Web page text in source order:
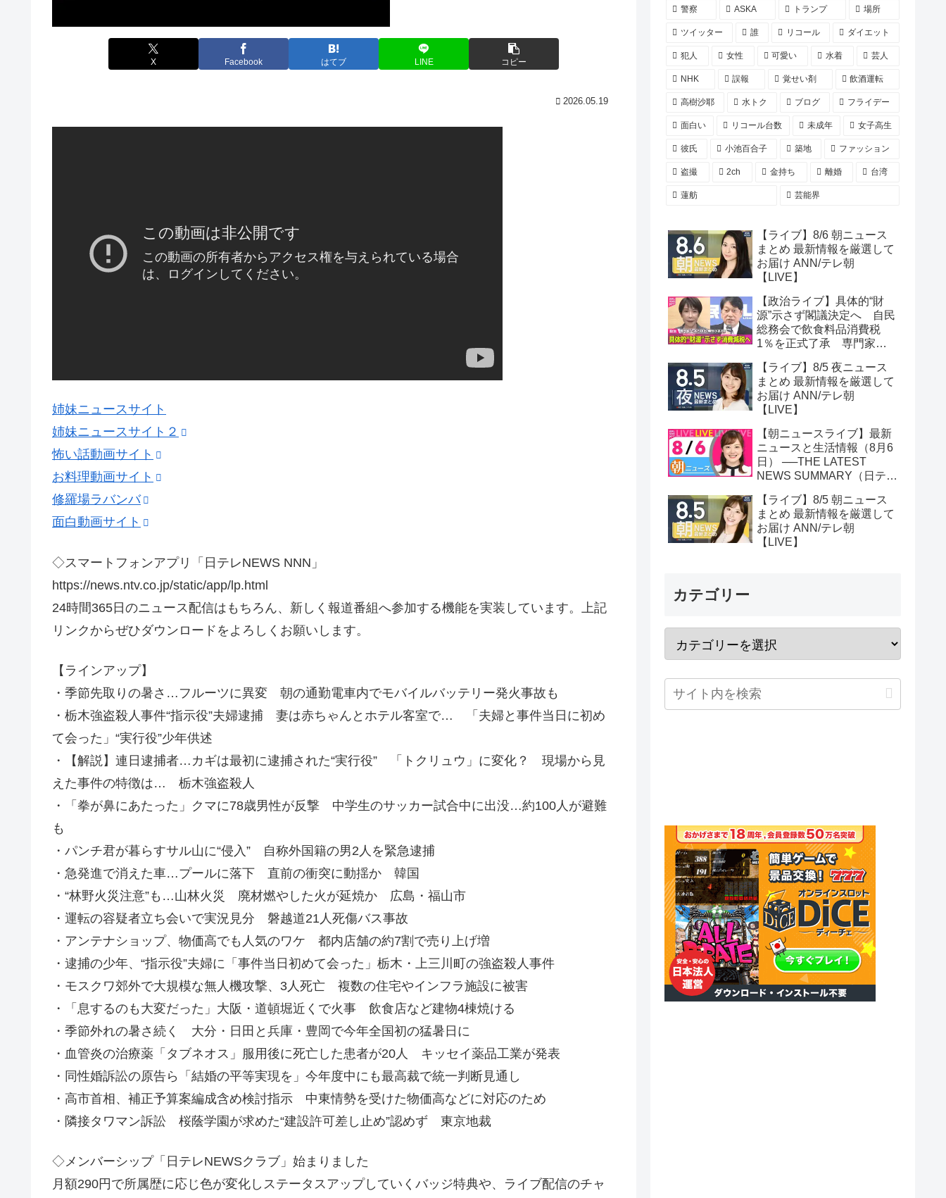
X Facebook はてブ LINE コピー
2026.05.19
姉妹ニュースサイト
姉妹ニュースサイト２
怖い話動画サイト
お料理動画サイト
修羅場ラバンバ
面白動画サイト
◇スマートフォンアプリ「日テレNEWS NNN」
https://news.ntv.co.jp/static/app/lp.html
24時間365日のニュース配信はもちろん、新しく報道番組へ参加する機能を実装しています。上記
リンクからぜひダウンロードをよろしくお願いします。
【ラインアップ】
・季節先取りの暑さ…フルーツに異変 朝の通勤電車内でモバイルバッテリー発火事故も
・栃木強盗殺人事件“指示役”夫婦逮捕 妻は赤ちゃんとホテル客室で… 「夫婦と事件当日に初め
て会った」“実行役”少年供述
・【解説】連日逮捕者…カギは最初に逮捕された“実行役” 「トクリュウ」に変化？ 現場から見
えた事件の特徴は… 栃木強盗殺人
・「拳が鼻にあたった」クマに78歳男性が反撃 中学生のサッカー試合中に出没…約100人が避難
も
・パンチ君が暮らすサル山に“侵入” 自称外国籍の男2人を緊急逮捕
・急発進で消えた車…プールに落下 直前の衝突に動揺か 韓国
・“林野火災注意”も…山林火災 廃材燃やした火が延焼か 広島・福山市
・運転の容疑者立ち会いで実況見分 磐越道21人死傷バス事故
・アンテナショップ、物価高でも人気のワケ 都内店舗の約7割で売り上げ増
・逮捕の少年、“指示役”夫婦に「事件当日初めて会った」栃木・上三川町の強盗殺人事件
・モスクワ郊外で大規模な無人機攻撃、3人死亡 複数の住宅やインフラ施設に被害
・「息するのも大変だった」大阪・道頓堀近くで火事 飲食店など建物4棟焼ける
・季節外れの暑さ続く 大分・日田と兵庫・豊岡で今年全国初の猛暑日に
・血管炎の治療薬「タブネオス」服用後に死亡した患者が20人 キッセイ薬品工業が発表
・同性婚訴訟の原告ら「結婚の平等実現を」今年度中にも最高裁で統一判断見通し
・高市首相、補正予算案編成含め検討指示 中東情勢を受けた物価高などに対応のため
・隣接タワマン訴訟 桜蔭学園が求めた“建設許可差し止め”認めず 東京地裁
◇メンバーシップ「日テレNEWSクラブ」始まりました
月額290円で所属歴に応じ色が変化しステータスアップしていくバッジ特典や、ライブ配信のチャ
警察 ASKA トランプ 場所
ツイッター 誰 リコール ダイエット
犯人 女性 可愛い 水着 芸人
NHK 誤報 覚せい剤 飲酒運転
高樹沙耶 水トク ブログ フライデー
面白い リコール台数 未成年 女子高生
彼氏 小池百合子 築地 ファッション
盗撮 2ch 金持ち 離婚 台湾
蓮舫 芸能界
【ライブ】8/6 朝ニュース
まとめ 最新情報を厳選して
お届け ANN/テレ朝
【LIVE】
【政治ライブ】具体的“財
源”示さず閣議決定へ 自民
総務会で飲食料品消費税
1％を正式了承 専門家
捻出するのには無理があ
る」──政治ニュースまとめ
（日テレNEWS LIVE）
【ライブ】8/5 夜ニュース
まとめ 最新情報を厳選して
お届け ANN/テレ朝
【LIVE】
【朝ニュースライブ】最新
ニュースと生活情報（8月6
日） ──THE LATEST
NEWS SUMMARY（日テレ
【ライブ】8/5 朝ニュース
まとめ 最新情報を厳選して
お届け ANN/テレ朝
【LIVE】
カテゴリー